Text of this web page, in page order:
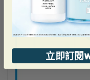
立即訂閱